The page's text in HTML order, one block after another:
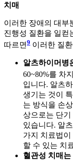
치매
이러한 장애의 대부
진행성 질환을 일컫
따르면 9 이러한 질
알츠하이머병
60~80%를 차
입니다. 알츠
생기는 것이
는 방식을 손
상으로는 단기
있습니다. 알
가지 치료법이
할 수 있는 치
혈관성 치매는